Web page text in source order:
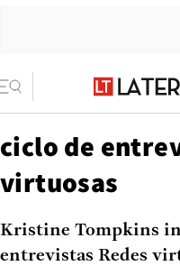
ciclo de
virtuosas
Kristine Tompkins
entrevistas Redes